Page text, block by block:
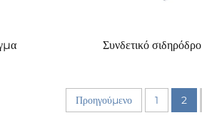
Συνδετικό
Προηγούμενο 1 2